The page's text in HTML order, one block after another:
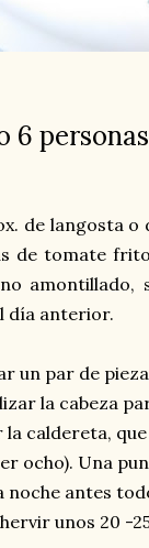
6 personas
de langosta
de tomate
amontillado,
día anterior.
un par de
la cabeza
caldereta,
ocho). Una
noche antes
unos 20 -